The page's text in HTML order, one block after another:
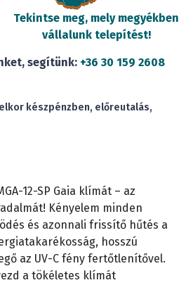
Tekintse meg, mely megyékben
vállalunk telepítést!
segítünk: +36 30 159 2608
készpénzben, előreutalás,
12-SP Gaia klímát – az
Kényelem minden
és azonnali frissítő hűtés a
hosszú
az UV-C fény fertőtlenítővel.
a tökéletes klímát